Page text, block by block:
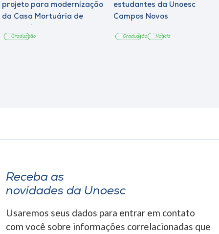
projeto para modernização
da Casa Mortuária de
Graduação
estudantes da Unoesc
Campos Novos
Graduação Notícia
Receba as
novidades da Unoesc
Usaremos seus dados para entrar em contato
com você sobre informações correlacionadas que